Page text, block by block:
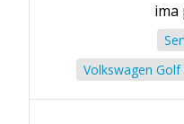
ima
Volkswagen